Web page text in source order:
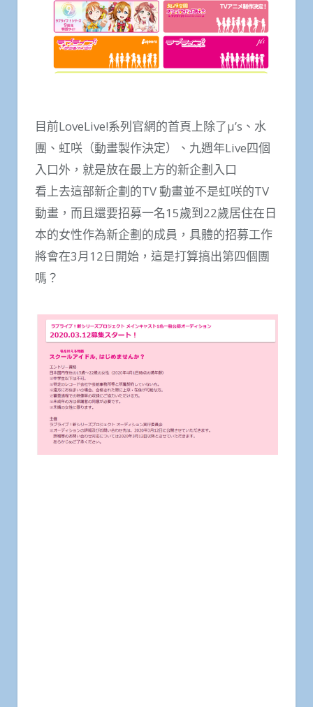
目前LoveLive!系列官網的首頁上除了μ’s、水
團、虹咲（動畫製作決定）、九週年Live四個
入口外，就是放在最上方的新企劃入口
看上去這部新企劃的TV 動畫並不是虹咲的TV
動畫，而且還要招募一名15歲到22歲居住在日
本的女性作為新企劃的成員，具體的招募工作
將會在3月12日開始，這是打算搞出第四個團
嗎？